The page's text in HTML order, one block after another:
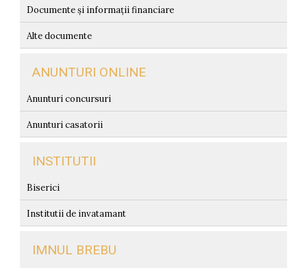
Documente și informații financiare
Alte documente
ANUNTURI ONLINE
Anunturi concursuri
Anunturi casatorii
INSTITUTII
Biserici
Institutii de invatamant
IMNUL BREBU